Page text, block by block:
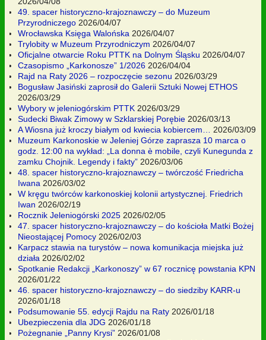
49. spacer historyczno-krajoznawczy – do Muzeum
Przyrodniczego 2026/04/07
Wrocławska Księga Walońska 2026/04/07
Trylobity w Muzeum Przyrodniczym 2026/04/07
Oficjalne otwarcie Roku PTTK na Dolnym Śląsku 2026/04/07
Czasopismo „Karkonosze” 1/2026 2026/04/04
Rajd na Raty 2026 – rozpoczęcie sezonu 2026/03/29
Bogusław Jasiński zaprosił do Galerii Sztuki Nowej ETHOS
2026/03/29
Wybory w jeleniogórskim PTTK 2026/03/29
Sudecki Biwak Zimowy w Szklarskiej Porębie 2026/03/13
A Wiosna już kroczy białym od kwiecia kobiercem… 2026/03/09
Muzeum Karkonoskie w Jeleniej Górze zaprasza 10 marca o
godz. 12:00 na wykład: „La donna è mobile, czyli Kunegunda z
zamku Chojnik. Legendy i fakty” 2026/03/06
48. spacer historyczno-krajoznawczy – twórczość Friedricha
Iwana 2026/03/02
W kręgu twórców karkonoskiej kolonii artystycznej. Friedrich
Iwan 2026/02/19
Rocznik Jeleniogórski 2025 2026/02/05
47. spacer historyczno-krajoznawczy – do kościoła Matki Bożej
Nieostającej Pomocy 2026/02/03
Karpacz stawia na turystów – nowa komunikacja miejska już
działa 2026/02/02
Spotkanie Redakcji „Karkonoszy” w 67 rocznicę powstania KPN
2026/01/22
46. spacer historyczno-krajoznawczy – do siedziby KARR-u
2026/01/18
Podsumowanie 55. edycji Rajdu na Raty 2026/01/18
Ubezpieczenia dla JDG 2026/01/18
Pożegnanie „Panny Krysi” 2026/01/08